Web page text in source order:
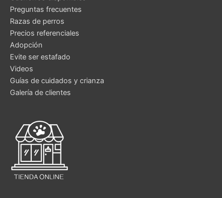
Preguntas frecuentes
Razas de perros
Precios referenciales
Adopción
Evite ser estafado
Videos
Guías de cuidados y crianza
Galería de clientes